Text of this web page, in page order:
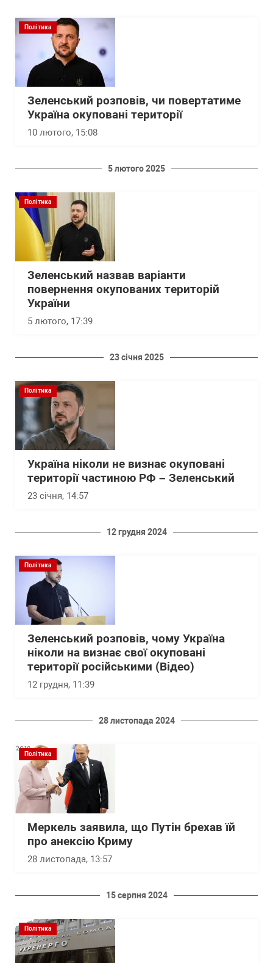
Політика
Зеленський розповів, чи повертатиме
Україна окуповані території
10 лютого, 15:08
5 лютого 2025
Політика
Зеленський назвав варіанти
повернення окупованих територій
України
5 лютого, 17:39
23 січня 2025
Політика
Україна ніколи не визнає окуповані
території частиною РФ – Зеленський
23 січня, 14:57
12 грудня 2024
Політика
Зеленський розповів, чому Україна
ніколи на визнає свої окуповані
території російськими (Відео)
12 грудня, 11:39
28 листопада 2024
Політика
Меркель заявила, що Путін брехав їй
про анексію Криму
28 листопада, 13:57
15 серпня 2024
Політика